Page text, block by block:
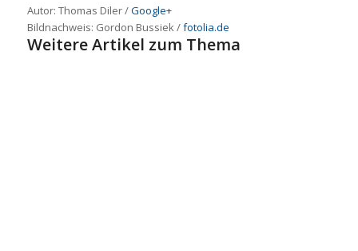
Autor: Thomas Diler /Google+
Bildnachweis: Gordon Bussiek /fotolia.de
Weitere Artikel zum Thema